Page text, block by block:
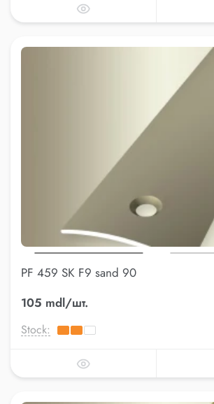
PF 459 SK F9 sand 90
105 mdl/шт.
Stock: